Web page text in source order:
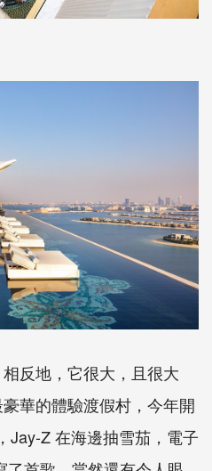
反地，它很大，且很大
華的體驗渡假村，今年開
Jay-Z 在海邊抽雪茄，電子